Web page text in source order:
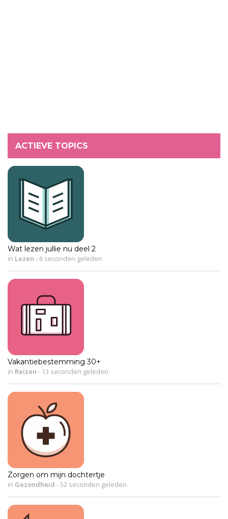
ACTIEVE TOPICS
Wat lezen jullie nu deel 2
in Lezen - 6 seconden geleden
Vakantiebestemming 30+
in Reizen - 13 seconden geleden
Zorgen om mijn dochtertje
in Gezondheid -52 seconden geleden